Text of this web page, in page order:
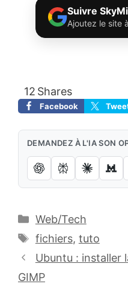
Suivre
Ajoutez le site
Shares
12
Facebook
DEMANDEZ À L'IA SON
Catégories
Web/Tech
Étiquettes
fichiers, tuto
Ubuntu : installer
GIMP